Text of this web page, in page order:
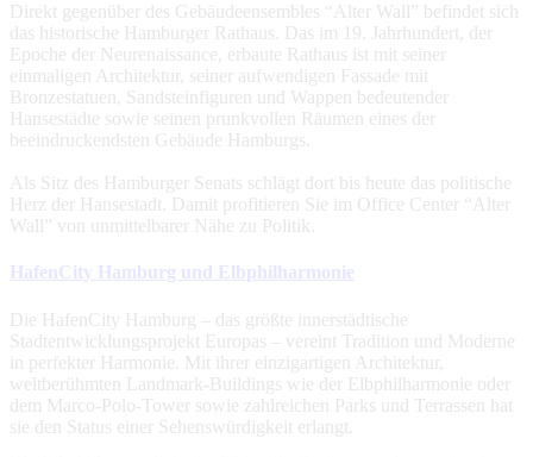
Direkt gegenüber des Gebäudeensembles “Alter Wall” befindet sich
das historische Hamburger Rathaus. Das im 19. Jahrhundert, der
Epoche der Neurenaissance, erbaute Rathaus ist mit seiner
einmaligen Architektur, seiner aufwendigen Fassade mit
Bronzestatuen, Sandsteinfiguren und Wappen bedeutender
Hansestädte sowie seinen prunkvollen Räumen eines der
beeindruckendsten Gebäude Hamburgs.
Als Sitz des Hamburger Senats schlägt dort bis heute das politische
Herz der Hansestadt. Damit profitieren Sie im Office Center “Alter
Wall” von unmittelbarer Nähe zu Politik.
HafenCity Hamburg und Elbphilharmonie
Die HafenCity Hamburg – das größte innerstädtische
Stadtentwicklungsprojekt Europas – vereint Tradition und Moderne
in perfekter Harmonie. Mit ihrer einzigartigen Architektur,
weltberühmten Landmark-Buildings wie der Elbphilharmonie oder
dem Marco-Polo-Tower sowie zahlreichen Parks und Terrassen hat
sie den Status einer Sehenswürdigkeit erlangt.